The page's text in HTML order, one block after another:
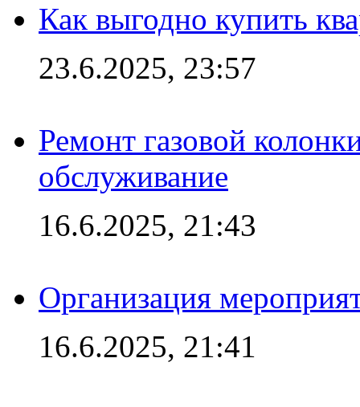
Как выгодно купить
23.6.2025, 23:57
Ремонт газовой
обслуживание
16.6.2025, 21:43
Организация
16.6.2025, 21:41